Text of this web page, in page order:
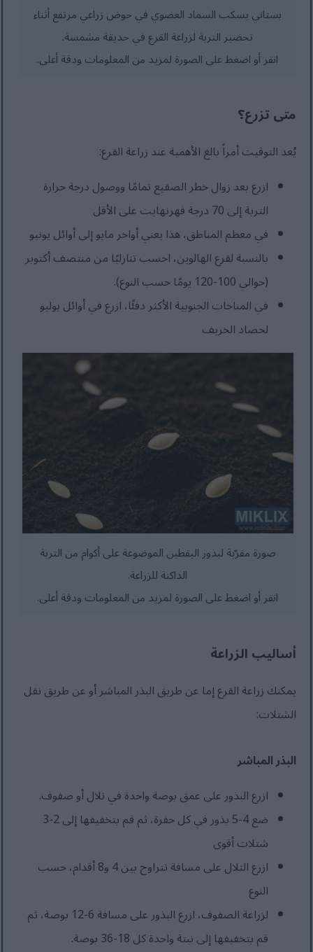
بستاني يسكب السماد العضوي في حوض زراعي مرتفع أثناء
تحضير التربة لزراعة القرع في حديقة مشمسة.
انقر أو اضغط على الصورة لمزيد من المعلومات ودقة أعلى.
متى تزرع؟
يُعد التوقيت أمراً بالغ الأهمية عند زراعة القرع:
ازرع بعد زوال خطر الصقيع تمامًا ووصول درجة حرارة
التربة إلى 70 درجة فهرنهايت على الأقل
في معظم المناطق، هذا يعني أواخر مايو إلى أوائل يونيو
بالنسبة لقرع الهالوين، احسب تنازليًا من منتصف أكتوبر
(حوالي 100-120 يومًا حسب النوع).
في المناخات الجنوبية الأكثر دفئًا، ازرع في أوائل يوليو
لحصاد الخريف
صورة مقرّبة لبذور اليقطين الموضوعة على أكوام من التربة
الداكنة للزراعة.
انقر أو اضغط على الصورة لمزيد من المعلومات ودقة أعلى.
أساليب الزراعة
يمكنك زراعة القرع إما عن طريق البذر المباشر أو عن طريق نقل
الشتلات:
البذر المباشر
ازرع البذور على عمق بوصة واحدة في تلال أو صفوف.
ضع 4-5 بذور في كل حفرة، ثم قم بتخفيفها إلى 2-3
شتلات أقوى
ازرع التلال على مسافة تتراوح بين 4 و8 أقدام، حسب
النوع
لزراعة الصفوف، ازرع البذور على مسافة 6-12 بوصة، ثم
قم بتخفيفها إلى نبتة واحدة كل 18-36 بوصة.